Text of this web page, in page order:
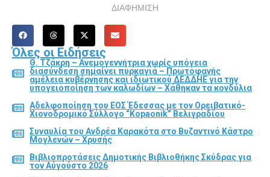
ΔΙΑΦΗΜΙΣΗ
Όλες οι Ειδήσεις
Θ. Τζάκρη – Ανεμογεννήτρια χωρίς υπόγεια
διασύνδεση σημαίνει πυρκαγιά – Πρωτοφανής
αμέλεια κυβέρνησης και ιδιωτικού ΔΕΔΔΗΕ για την
υπογειοποίηση των καλωδίων – Χάθηκαν τα κονδύλια
Αδελφοποίηση του ΕΟΣ Έδεσσας με τον Ορειβατικό-
Χιονοδρομικό Σύλλογο “Kopaonik” Βελιγραδίου
Συναυλία του Ανδρέα Καρακότα στο Βυζαντινό Κάστρο
Μογλενών – Χρυσής
Βιβλιοπροτάσεις Δημοτικής Βιβλιοθήκης Σκύδρας για
τον Αύγούστο 2026